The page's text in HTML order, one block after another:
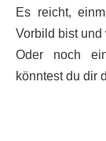
Es reicht,
Vorbild bist und
Oder noch
könntest du dir